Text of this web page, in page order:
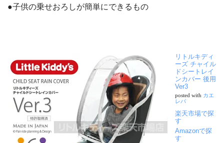
●子供の乗せおろしが簡単にできるもの
リトルキディ
ーズ チャイル
ドシートレイ
ンカバー 後用
Ver3
posted with カエ
レバ
楽天市場で探
す
Amazonで探
す